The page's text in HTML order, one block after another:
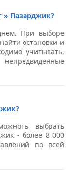
» Пазарджик?
При выборе
остановки и
учитывать,
выбрать
- более 8 000
по всей